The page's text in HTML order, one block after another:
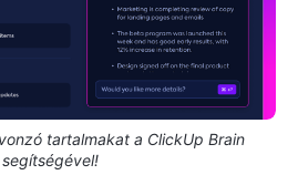
tartalmakat a ClickUp Brain
segítségével!